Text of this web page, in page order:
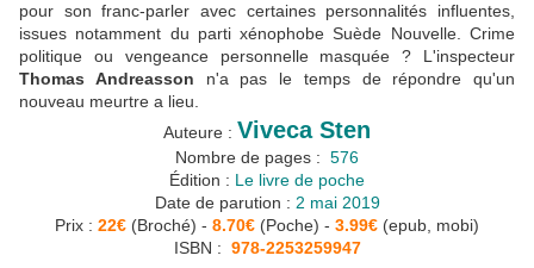
pour son franc-parler avec certaines personnalités influentes,
issues notamment du parti xénophobe Suède Nouvelle. Crime
politique ou vengeance personnelle masquée ? L'inspecteur
Thomas Andreasson n'a pas le temps de répondre qu'un
nouveau meurtre a lieu.
Auteure : Viveca Sten
Nombre de pages : 576
Édition : Le livre de poche
Date de parution : 2 mai 2019
Prix : 22€ (Broché) - 8.70€ (Poche) - 3.99€ (epub, mobi)
ISBN : 978-2253259947